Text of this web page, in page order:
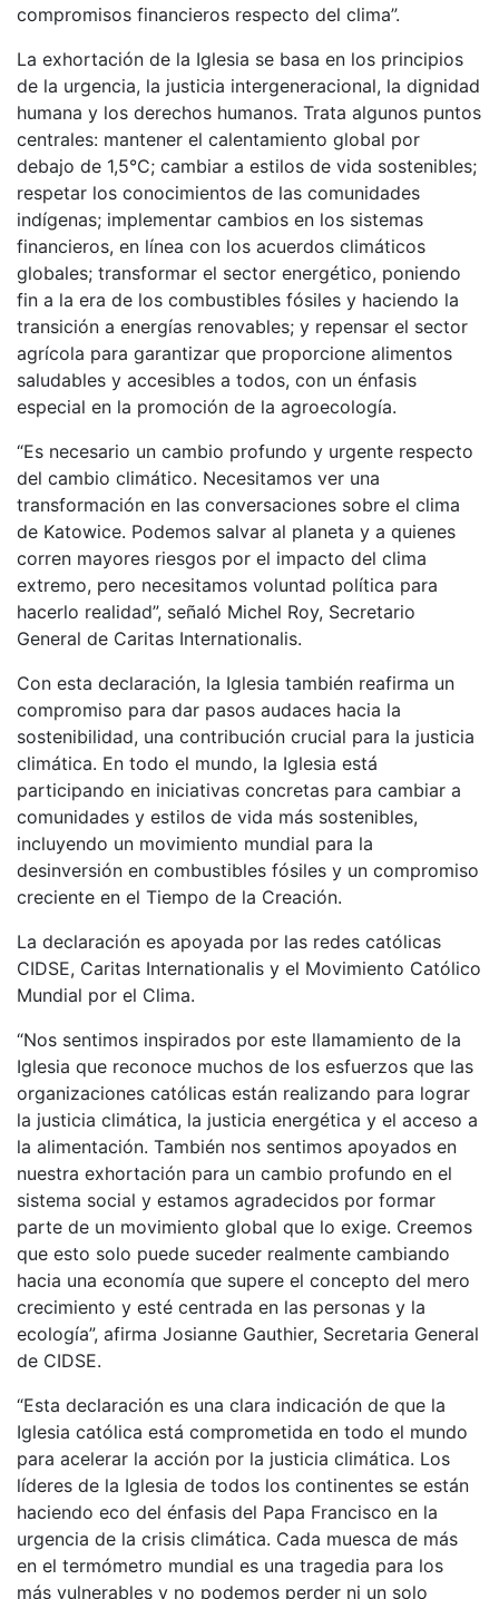
compromisos financieros respecto del clima”.
La exhortación de la Iglesia se basa en los principios
de la urgencia, la justicia intergeneracional, la dignidad
humana y los derechos humanos. Trata algunos puntos
centrales: mantener el calentamiento global por
debajo de 1,5°C; cambiar a estilos de vida sostenibles;
respetar los conocimientos de las comunidades
indígenas; implementar cambios en los sistemas
financieros, en línea con los acuerdos climáticos
globales; transformar el sector energético, poniendo
fin a la era de los combustibles fósiles y haciendo la
transición a energías renovables; y repensar el sector
agrícola para garantizar que proporcione alimentos
saludables y accesibles a todos, con un énfasis
especial en la promoción de la agroecología.
“Es necesario un cambio profundo y urgente respecto
del cambio climático. Necesitamos ver una
transformación en las conversaciones sobre el clima
de Katowice. Podemos salvar al planeta y a quienes
corren mayores riesgos por el impacto del clima
extremo, pero necesitamos voluntad política para
hacerlo realidad”, señaló Michel Roy, Secretario
General de Caritas Internationalis.
Con esta declaración, la Iglesia también reafirma un
compromiso para dar pasos audaces hacia la
sostenibilidad, una contribución crucial para la justicia
climática. En todo el mundo, la Iglesia está
participando en iniciativas concretas para cambiar a
comunidades y estilos de vida más sostenibles,
incluyendo un movimiento mundial para la
desinversión en combustibles fósiles y un compromiso
creciente en el Tiempo de la Creación.
La declaración es apoyada por las redes católicas
CIDSE, Caritas Internationalis y el Movimiento Católico
Mundial por el Clima.
“Nos sentimos inspirados por este llamamiento de la
Iglesia que reconoce muchos de los esfuerzos que las
organizaciones católicas están realizando para lograr
la justicia climática, la justicia energética y el acceso a
la alimentación. También nos sentimos apoyados en
nuestra exhortación para un cambio profundo en el
sistema social y estamos agradecidos por formar
parte de un movimiento global que lo exige. Creemos
que esto solo puede suceder realmente cambiando
hacia una economía que supere el concepto del mero
crecimiento y esté centrada en las personas y la
ecología”, afirma Josianne Gauthier, Secretaria General
de CIDSE.
“Esta declaración es una clara indicación de que la
Iglesia católica está comprometida en todo el mundo
para acelerar la acción por la justicia climática. Los
líderes de la Iglesia de todos los continentes se están
haciendo eco del énfasis del Papa Francisco en la
urgencia de la crisis climática. Cada muesca de más
en el termómetro mundial es una tragedia para los
más vulnerables y no podemos perder ni un solo